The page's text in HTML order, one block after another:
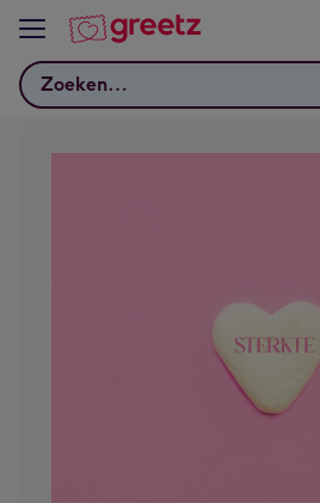
Bekijk meer
Zoeken